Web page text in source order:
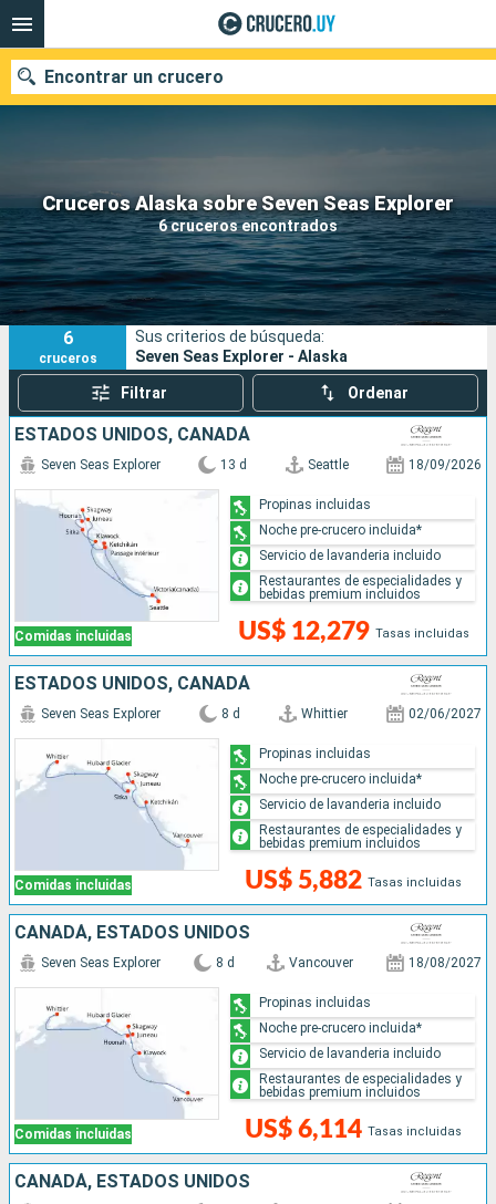
Cruceros Alaska sobre Seven Seas Explorer
6 cruceros encontrados
Encontrar un crucero
Nuestros destinos
Fecha de salida
Puertos Compañías
Buscar
6
cruceros
Sus criterios de búsqueda:
Seven Seas Explorer - Alaska
Filtrar Ordenar
ESTADOS UNIDOS, CANADÁ
Comidas incluidas
Seven Seas Explorer 13 d Seattle 18/09/2026
US$ 12,279 Tasas incluidas
Propinas incluidas
Noche pre-crucero incluida*
Servicio de lavanderia incluido
Restaurantes de especialidades y
bebidas premium incluidos
ESTADOS UNIDOS, CANADÁ
Comidas incluidas
Seven Seas Explorer 8 d Whittier 02/06/2027
US$ 5,882 Tasas incluidas
Propinas incluidas
Noche pre-crucero incluida*
Servicio de lavanderia incluido
Restaurantes de especialidades y
bebidas premium incluidos
CANADÁ, ESTADOS UNIDOS
Comidas incluidas
Seven Seas Explorer 8 d Vancouver 18/08/2027
US$ 6,114 Tasas incluidas
Propinas incluidas
Noche pre-crucero incluida*
Servicio de lavanderia incluido
Restaurantes de especialidades y
bebidas premium incluidos
CANADÁ, ESTADOS UNIDOS